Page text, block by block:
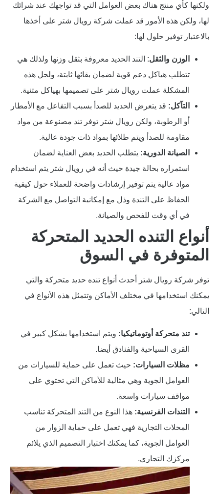
ولكنها كأي منتج هناك بعض العوامل التي قد تواجهك عند شرائك
لها، ولكن هذه الأمور قد عملت شركة رويال شتر على أخذها
بالاعتبار توفير حلول لها:
الوزن والثقل: التند الحديد معروفة بثقل وزنها ولذلك هي
تتطلب هياكل دعم قوية لضمان بقائها ثابتة، ولحل هذه
المشكلة عملت رويال شتر على تصميمها بهياكل متنية.
التآكل: قد يتعرض الحديد للصدأ بسبب التفاعل مع الأمطار
أو الرطوبة، ولكن رويال شتر توفر تند مصنوعة من مواد
مقاومة للصدأ ويتم طلائها بمواد ذات جودة عالية.
الصيانة الدورية: يتطلب الحديد بعض العناية لضمان
استمراره بحالة جيدة حيث أنه في رويال شتر يتم استخدام
مواد عالية يتم توفير إرشادات واضحة للعملاء حول كيفية
الحفاظ على التندة وذل مع إمكانية التواصل مع الشركة
في أي وقت للفحص والصيانة.
أنواع التنده الحديد المتحركة
المتوفرة في السوق
توفر شركة رويال شتر أحدث أنواع تنده حديد متحركة والتي
يمكنك استخدامها في مختلف الأماكن وتتمثل هذه الأنواع في
التالي:
تند متحركة أوتوماتيكيا: ويتم استخدامها بشكل كبير في
القرى السياحية والفنادق أيضا.
مظلات السيارات: حيث تعمل على حماية للسيارات من
العوامل الجوية وهي مثالية للأماكن التي تحتوي على
مواقف سيارات واسعة.
التندات الفرنسية: هذا النوع من التند المتحركة تناسب
المحلات التجارية فهي تعمل على حماية الزوار من
العوامل الجوية، كما يمكنك اختيار التصميم الذي يلائم
مركزك التجاري.